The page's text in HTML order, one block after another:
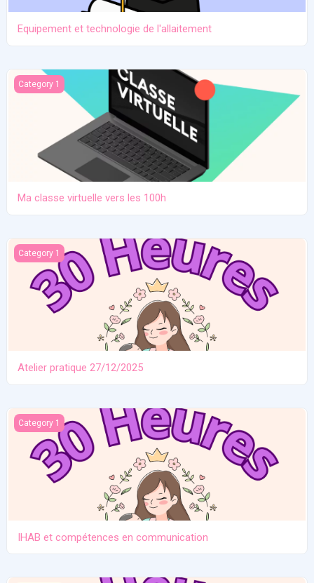
Equipement et technologie de l'allaitement
Ma classe virtuelle vers les 100h
Category 1
Ma classe virtuelle vers les 100h
Atelier pratique 27/12/2025
Category 1
Atelier pratique 27/12/2025
IHAB et compétences en communication
Category 1
IHAB et compétences en communication